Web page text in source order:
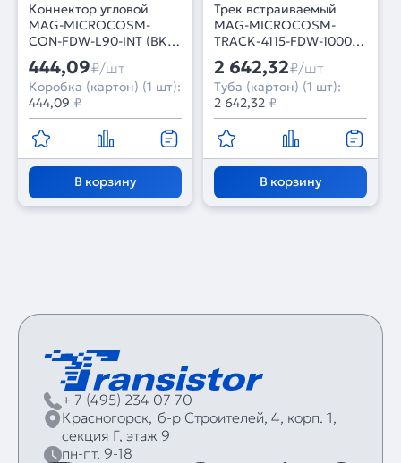
Коннектор угловой
MAG-MICROCOSM-
CON-FDW-L90-INT (BK,
внутренний) (Arlight,
IP20)
444,09₽/шт
Коробка (картон) (1 шт):
444,09 ₽
В корзину
Трек встраиваемый
MAG-MICROCOSM-
TRACK-4115-FDW-1000
(BK) (Arlight, IP20
Металл, 3 года)
2 642,32₽/шт
Туба (картон) (1 шт):
2 642,32 ₽
В корзину
+ 7 (495) 234 07 70
Красногорск, б‑р Строителей, 4, корп. 1,
секция Г, этаж 9
пн-пт, 9-18